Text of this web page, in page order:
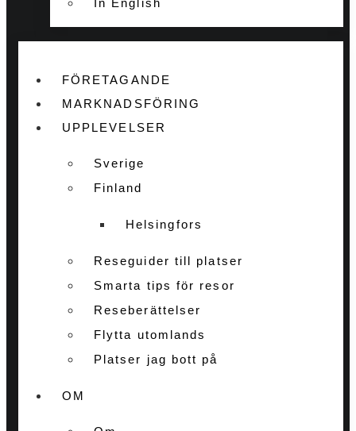
FÖRETAGANDE
MARKNADSFÖRING
UPPLEVELSER
Sverige
Finland
Helsingfors
Reseguider till platser
Smarta tips för resor
Reseberättelser
Flytta utomlands
Platser jag bott på
OM